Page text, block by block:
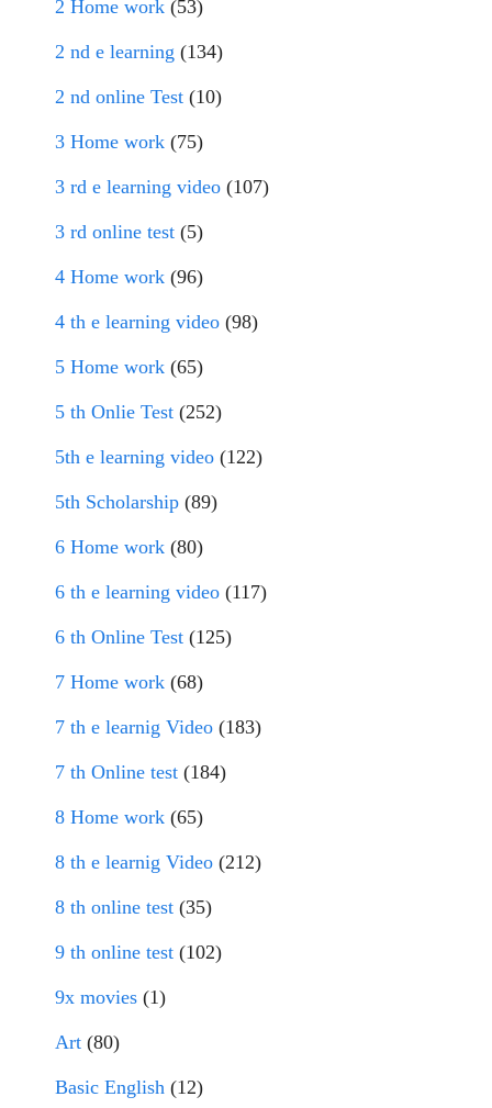
2 Home work (53)
2 nd e learning (134)
2 nd online Test (10)
3 Home work (75)
3 rd e learning video (107)
3 rd online test (5)
4 Home work (96)
4 th e learning video (98)
5 Home work (65)
5 th Onlie Test (252)
5th e learning video (122)
5th Scholarship (89)
6 Home work (80)
6 th e learning video (117)
6 th Online Test (125)
7 Home work (68)
7 th e learnig Video (183)
7 th Online test (184)
8 Home work (65)
8 th e learnig Video (212)
8 th online test (35)
9 th online test (102)
9x movies (1)
Art (80)
Basic English (12)